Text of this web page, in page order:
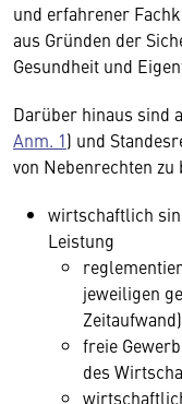
und erfahrener
aus Gründen der
Gesundheit und
Darüber hinaus sind
Anm. 1) und
von Nebenrechten zu
wirtschaftlich
Leistung
jeweiligen
Zeitaufwand),
freie
des